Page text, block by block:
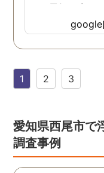
で、勇気を出し
みることにしま
まって泣いてし
感情が表に出す
ださったので安
相談室では調査
ルが不安定にな
た私のケアをし
くださったおか
google
1 2 3
愛知県西尾市で
調査事例